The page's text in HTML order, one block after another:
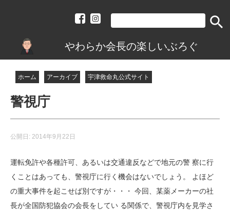
search
やわらか会長の楽しいぶろぐ
ホーム アーカイブ 宇津救命丸公式サイト
警視庁
公開日: 2014年9月22日
運転免許や各種許可、あるいは交通違反などで地元の警 察に行
くことはあっても、警視庁に行く機会はないでしょう。 よほど
の重大事件を起こせば別ですが・・・ 今回、某薬メーカーの社
長が全国防犯協会の会長をしてい る関係で、警視庁内を見学さ